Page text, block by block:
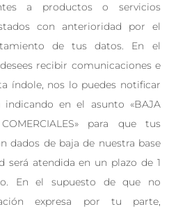
a productos o servicios
con anterioridad por el
de tus datos. En el
recibir comunicaciones e
índole, nos lo puedes notificar
en el asunto «BAJA
COMERCIALES» para que tus
dados de baja de nuestra base
será atendida en un plazo de 1
En el supuesto de que no
expresa por tu parte,